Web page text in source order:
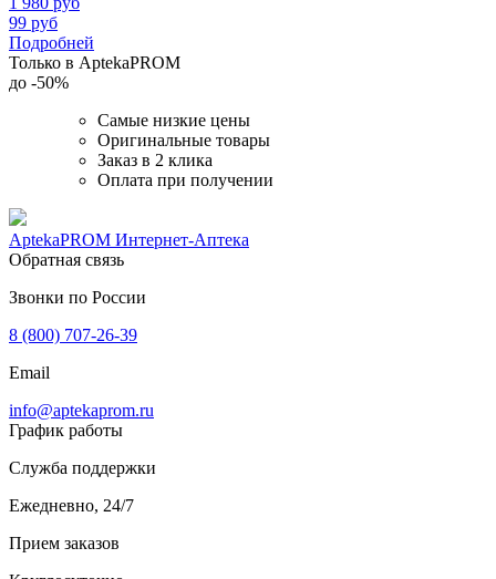
99 руб
Подробней
Только в AptekaPROM
до -50%
Самые низкие цены
Оригинальные товары
Заказ в 2 клика
Оплата при получении
AptekaPROM Интернет-Аптека
Обратная связь
Звонки по России
8 (800) 707-26-39
Email
info@aptekaprom.ru
График работы
Служба поддержки
Ежедневно, 24/7
Прием заказов